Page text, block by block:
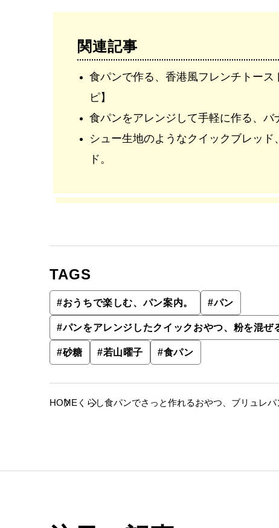
関連記事
食パンで作る、香港風フレンチトー
ピ】
食パンをアレンジして手軽に作る、バ
シュー生地のようなクイックブレッ
ド。
TAGS
#おうちで楽しむ、パン案内。 #パン
#パンをアレンジしたクイックおやつ、粉を混ぜ
#砂糖 #若山曜子 #食パン
HOME くらし食パンでさっと作れるおやつ、ブリュレパ